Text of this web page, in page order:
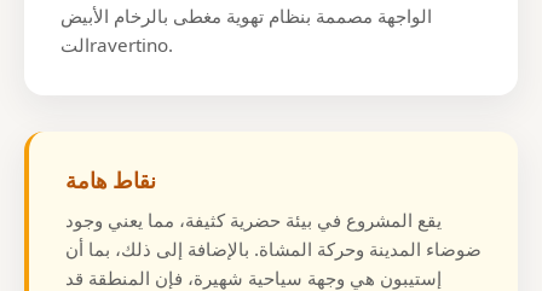
الواجهة مصممة بنظام تهوية مغطى بالرخام الأبيض
التravertino.
نقاط هامة
يقع المشروع في بيئة حضرية كثيفة، مما يعني وجود
ضوضاء المدينة وحركة المشاة. بالإضافة إلى ذلك، بما أن
إستيبون هي وجهة سياحية شهيرة، فإن المنطقة قد